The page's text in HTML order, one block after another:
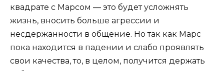
квадрате с Марсом — это будет усложнять
жизнь, вносить больше агрессии и
несдержанности в общение. Но так как Марс
пока находится в падении и слабо проявлять
свои качества, то, в целом, получится держать